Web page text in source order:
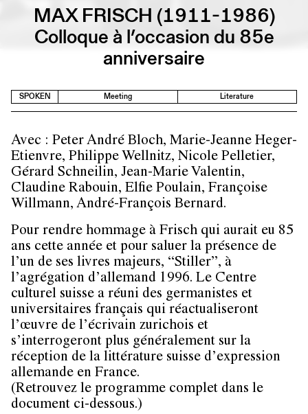
MAX FRISCH (1911-1986)
Colloque à l’occasion du 85e
anniversaire
SPOKEN Meeting Literature
Avec : Peter André Bloch, Marie-Jeanne Heger-
Etienvre, Philippe Wellnitz, Nicole Pelletier,
Gérard Schneilin, Jean-Marie Valentin,
Claudine Rabouin, Elfie Poulain, Françoise
Willmann, André-François Bernard.
Pour rendre hommage à Frisch qui aurait eu 85
ans cette année et pour saluer la présence de
l’un de ses livres majeurs, “Stiller”, à
l’agrégation d’allemand 1996. Le Centre
culturel suisse a réuni des germanistes et
universitaires français qui réactualiseront
l’œuvre de l’écrivain zurichois et
s’interrogeront plus généralement sur la
réception de la littérature suisse d’expression
allemande en France.
(Retrouvez le programme complet dans le
document ci-dessous.)